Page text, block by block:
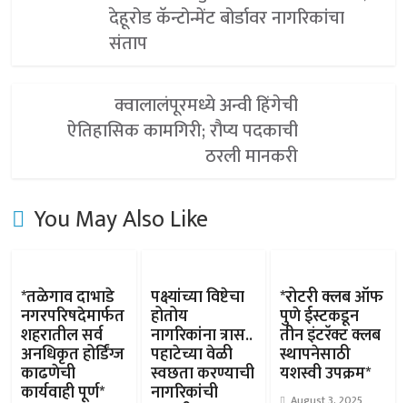
देहूरोड कॅन्टोन्मेंट बोर्डावर नागरिकांचा
संताप
क्वालालंपूरमध्ये अन्वी हिंगेची
ऐतिहासिक कामगिरी; रौप्य पदकाची
ठरली मानकरी
You May Also Like
*तळेगाव दाभाडे
नगरपरिषदेमार्फत
शहरातील सर्व
अनधिकृत होर्डिंग्ज
काढणेची
कार्यवाही पूर्ण*
पक्ष्यांच्या विष्टेचा
होतोय
नागरिकांना त्रास..
पहाटेच्या वेळी
स्वछता करण्याची
नागरिकांची
*रोटरी क्लब ऑफ
पुणे ईस्टकडून
तीन इंटरॅक्ट क्लब
स्थापनेसाठी
यशस्वी उपक्रम*